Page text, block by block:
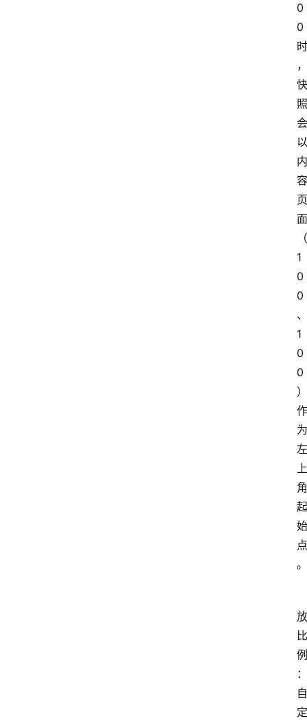
0
0
时
，
快
照
会
以
内
容
页
面
（
1
0
0
、
1
0
0
）
作
为
左
上
角
起
始
点
。
放
比
例
：
自
定